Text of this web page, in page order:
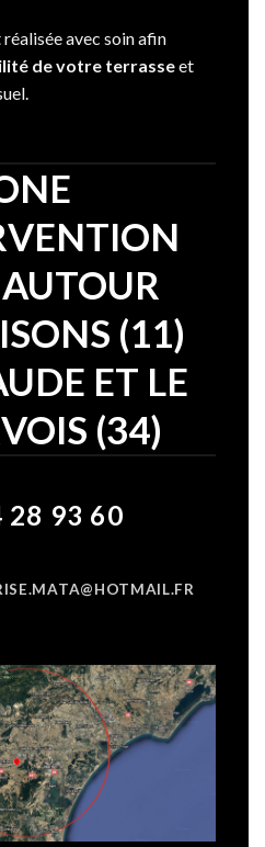
avec soin afin
de votre terrasseet
(11)
ET LE
(34)
28 93 60